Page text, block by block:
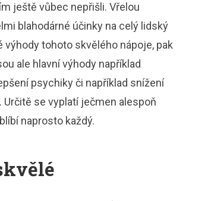
ještě vůbec nepřišli. Vřelou
blahodárné účinky na celý lidský
tohoto skvělého nápoje, pak
ale hlavní výhody například
psychiky či například snížení
Určitě se vyplatí ječmen alespoň
naprosto každý.